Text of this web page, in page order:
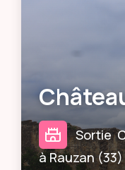
Sortie
à Rauzan(33)